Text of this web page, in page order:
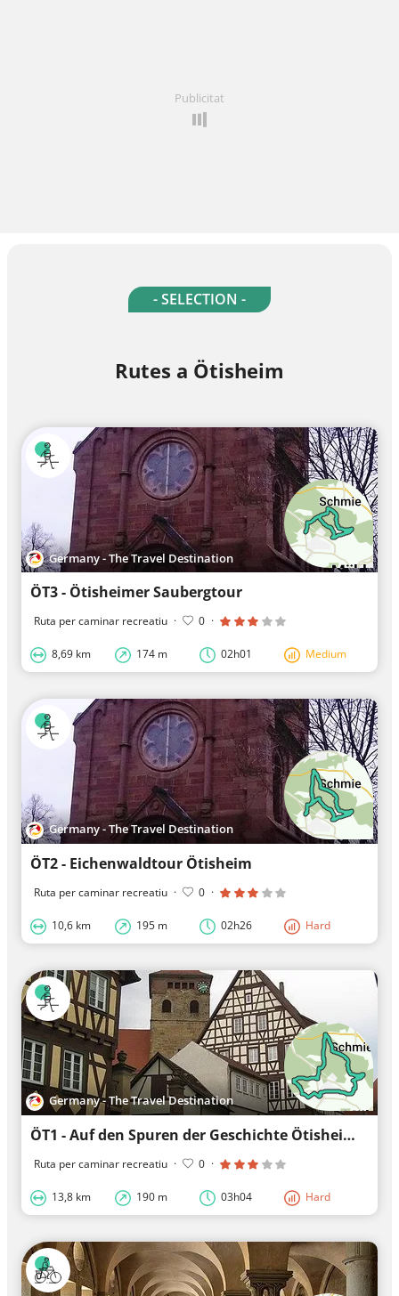
Publicitat
- SELECTION -
Rutes a Ötisheim
Germany - The Travel Destination
ÖT3 - Ötisheimer Saubergtour
Ruta per caminar recreatiu · 0 ·
8,69 km 174 m 02h01 Medium
Germany - The Travel Destination
ÖT2 - Eichenwaldtour Ötisheim
Ruta per caminar recreatiu · 0 ·
10,6 km 195 m 02h26 Hard
Germany - The Travel Destination
ÖT1 - Auf den Spuren der Geschichte Ötisheims
Ruta per caminar recreatiu · 0 ·
13,8 km 190 m 03h04 Hard